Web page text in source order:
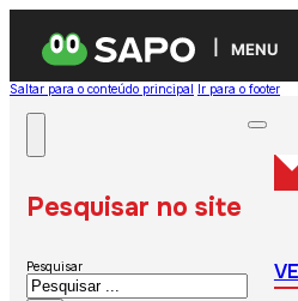
MENU
Saltar para o conteúdo principal Ir para o footer
Pesquisar no site
Pesquisar